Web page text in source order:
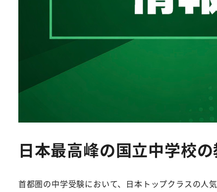
日本最高峰の国立中学校
首都圏の中学受験において、日本トップクラスの人